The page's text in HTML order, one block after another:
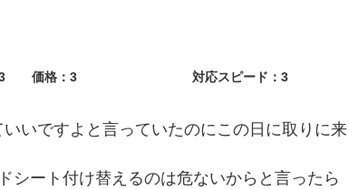
価格：3 対応スピード：3
いですよと言っていたのにこの日に取りに来
シート付け替えるのは危ないからと言ったら